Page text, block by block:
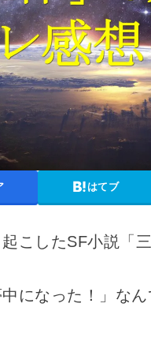
はてブ
こしたSF小説「三
になった！」な